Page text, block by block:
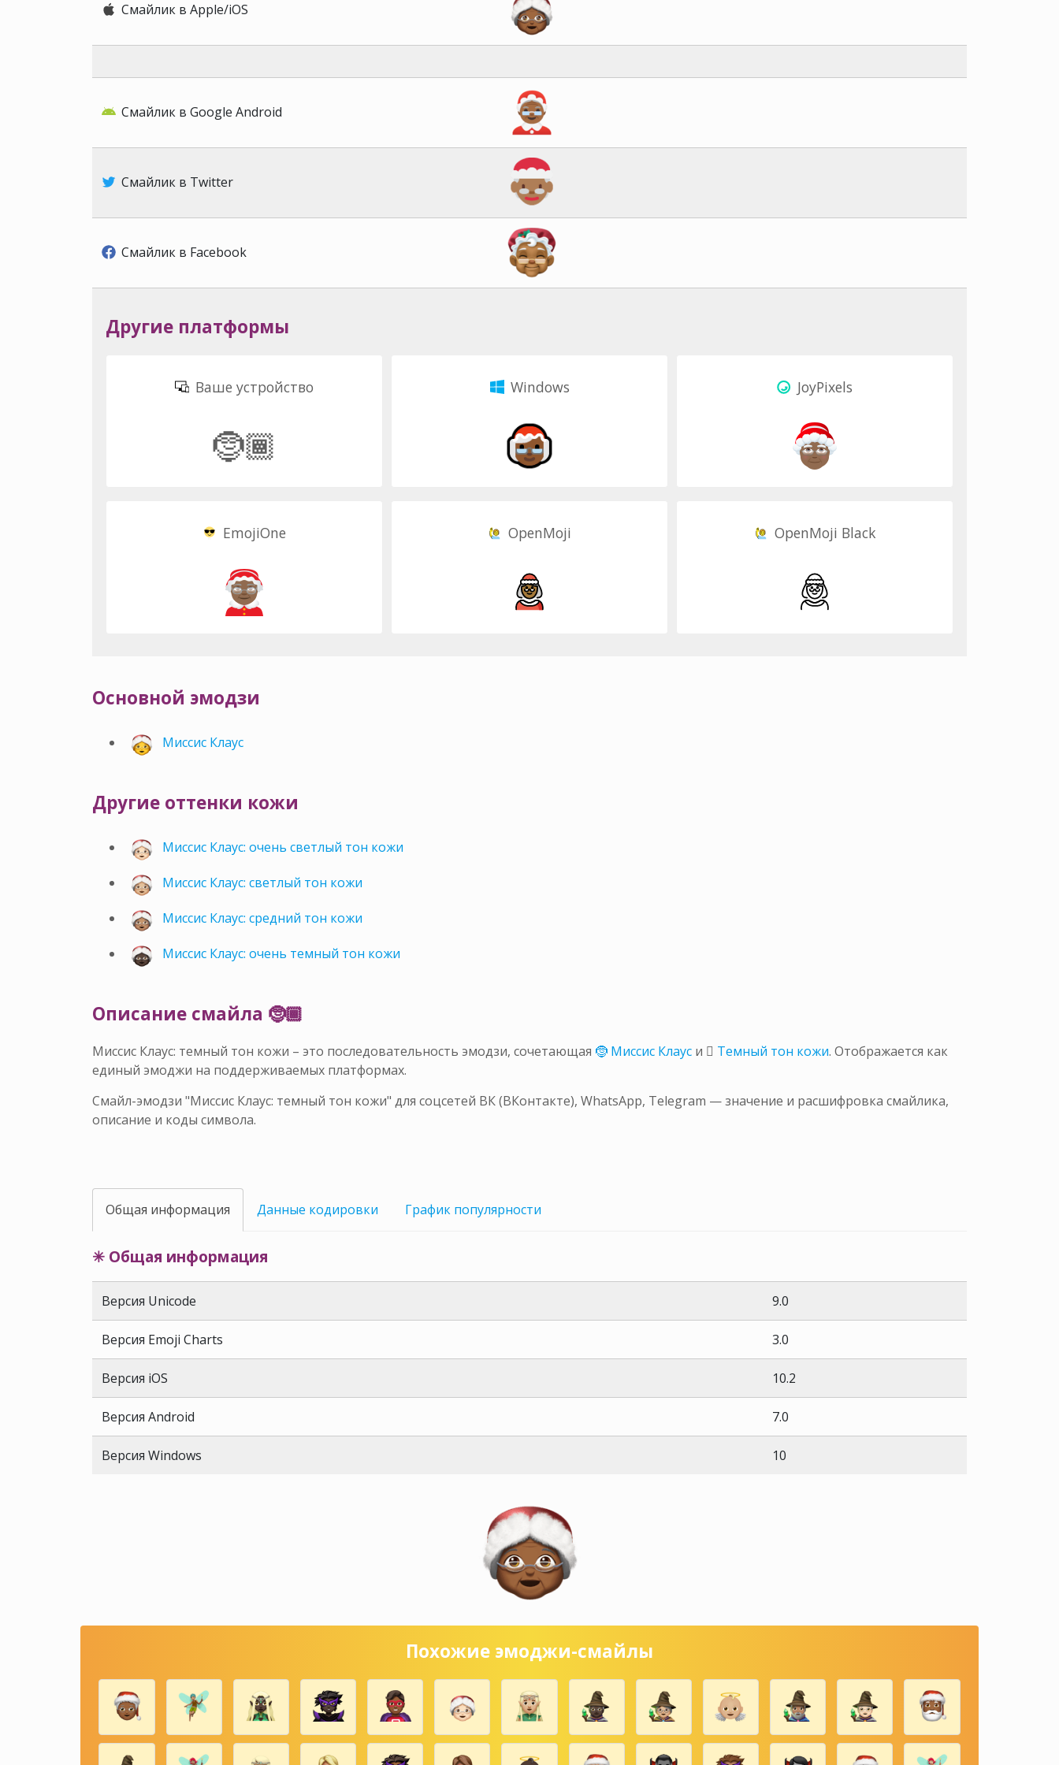
Смайлик в Apple/iOS
Смайлик в Google Android
Смайлик в Twitter
Смайлик в Facebook
Другие платформы
Ваше устройство
🤶🏾
Windows JoyPixels
EmojiOne OpenMoji OpenMoji Black
Основной эмодзи
Миссис Клаус
Другие оттенки кожи
Миссис Клаус: очень светлый тон кожи
Миссис Клаус: светлый тон кожи
Миссис Клаус: средний тон кожи
Миссис Клаус: очень темный тон кожи
Описание смайла 🤶🏾
Миссис Клаус: темный тон кожи – это последовательность эмодзи, сочетающая 🤶 Миссис Клаус и 🏾 Темный тон кожи. Отображается как
единый эмоджи на поддерживаемых платформах.
Смайл-эмодзи "Миссис Клаус: темный тон кожи" для соцсетей ВК (ВКонтакте), WhatsApp, Telegram — значение и расшифровка смайлика,
описание и коды символа.
Общая информация Данные кодировки График популярности
✳ Общая информация
Версия Unicode 9.0
Версия Emoji Charts 3.0
Версия iOS 10.2
Версия Android 7.0
Версия Windows 10
Похожие эмоджи-смайлы